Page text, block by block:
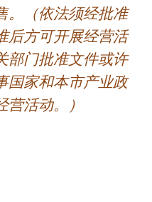
。（依法须经批准
后方可开展经营活
部门批准文件或许
国家和本市产业政
活动。）